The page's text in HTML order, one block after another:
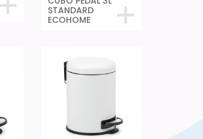
STANDARD
ECOHOME